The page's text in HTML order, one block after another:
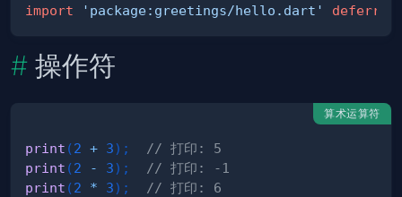
import
'package:greetings/hello.dart' deferred
操作符
算术运算符
print (2 + 3) ;
// 打印: 5
print (2 - 3) ;
// 打印: -1
print (2 * 3) ;
// 打印: 6